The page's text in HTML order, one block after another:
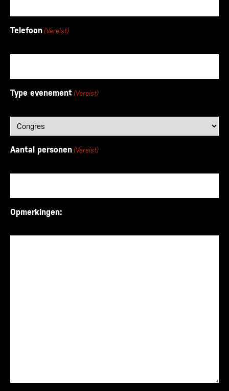
Telefoon (Vereist)
Type evenement (Vereist)
Aantal personen (Vereist)
Opmerkingen: